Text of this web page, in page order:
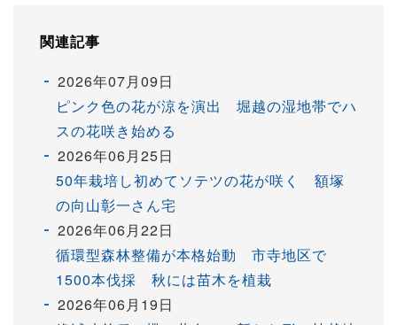
関連記事
2026年07月09日
ピンク色の花が涼を演出 堀越の湿地帯でハ
スの花咲き始める
2026年06月25日
50年栽培し初めてソテツの花が咲く 額塚
の向山彰一さん宅
2026年06月22日
循環型森林整備が本格始動 市寺地区で
1500本伐採 秋には苗木を植栽
2026年06月19日